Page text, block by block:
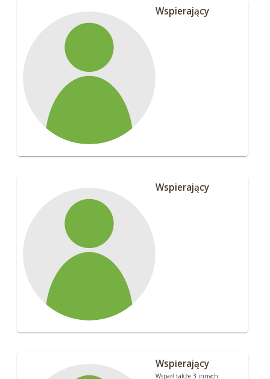
Wspierający
Wspierający
Wspierający
Wsparł także 3 innych